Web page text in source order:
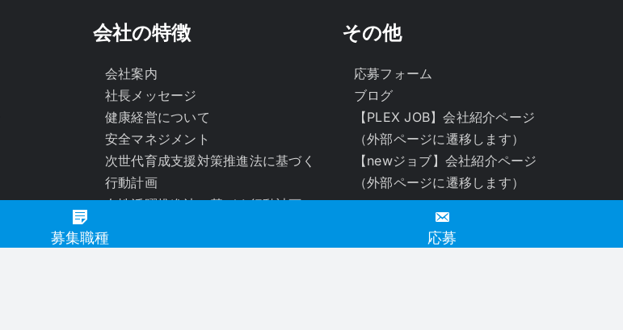
会社の特徴
会社案内
社長メッセージ
健康経営について
安全マネジメント
次世代育成支援対策推進法に基づく
行動計画
女性活躍推進法に基づく行動計画
業」認定について
その他
応募フォーム
ブログ
【PLEX JOB】会社紹介ページ
（外部ページに遷移します）
【newジョブ】会社紹介ページ
（外部ページに遷移します）
募集職種 応募